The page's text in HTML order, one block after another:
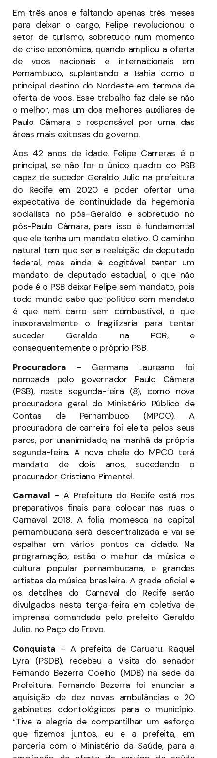
Em três anos e faltando apenas três meses
para deixar o cargo, Felipe revolucionou o
setor de turismo, sobretudo num momento
de crise econômica, quando ampliou a oferta
de voos nacionais e internacionais em
Pernambuco, suplantando a Bahia como o
principal destino do Nordeste em termos de
oferta de voos. Esse trabalho faz dele se não
o melhor, mas um dos melhores auxiliares de
Paulo Câmara e responsável por uma das
áreas mais exitosas do governo.
Aos 42 anos de idade, Felipe Carreras é o
principal, se não for o único quadro do PSB
capaz de suceder Geraldo Julio na prefeitura
do Recife em 2020 e poder ofertar uma
expectativa de continuidade da hegemonia
socialista no pós-Geraldo e sobretudo no
pós-Paulo Câmara, para isso é fundamental
que ele tenha um mandato eletivo. O caminho
natural tem que ser a reeleição de deputado
federal, mas ainda é cogitável tentar um
mandato de deputado estadual, o que não
pode é o PSB deixar Felipe sem mandato, pois
todo mundo sabe que político sem mandato
é que nem carro sem combustível, o que
inexoravelmente o fragilizaria para tentar
suceder Geraldo na PCR, e
consequentemente o próprio PSB.
Procuradora – Germana Laureano foi
nomeada pelo governador Paulo Câmara
(PSB), nesta segunda-feira (8), como nova
procuradora geral do Ministério Público de
Contas de Pernambuco (MPCO). A
procuradora de carreira foi eleita pelos seus
pares, por unanimidade, na manhã da própria
segunda-feira. A nova chefe do MPCO terá
mandato de dois anos, sucedendo o
procurador Cristiano Pimentel.
Carnaval – A Prefeitura do Recife está nos
preparativos finais para colocar nas ruas o
Carnaval 2018. A folia momesca na capital
pernambucana será descentralizada e vai se
espalhar em vários pontos da cidade. Na
programação, estão o melhor da música e
cultura popular pernambucana, e grandes
artistas da música brasileira. A grade oficial e
os detalhes do Carnaval do Recife serão
divulgados nesta terça-feira em coletiva de
imprensa comandada pelo prefeito Geraldo
Julio, no Paço do Frevo.
Conquista – A prefeita de Caruaru, Raquel
Lyra (PSDB), recebeu a visita do senador
Fernando Bezerra Coelho (MDB) na sede da
Prefeitura. Fernando Bezerra foi anunciar a
aquisição de dez novas ambulâncias e 20
gabinetes odontológicos para o município.
“Tive a alegria de compartilhar um esforço
que fizemos juntos, eu e a prefeita, em
parceria com o Ministério da Saúde, para a